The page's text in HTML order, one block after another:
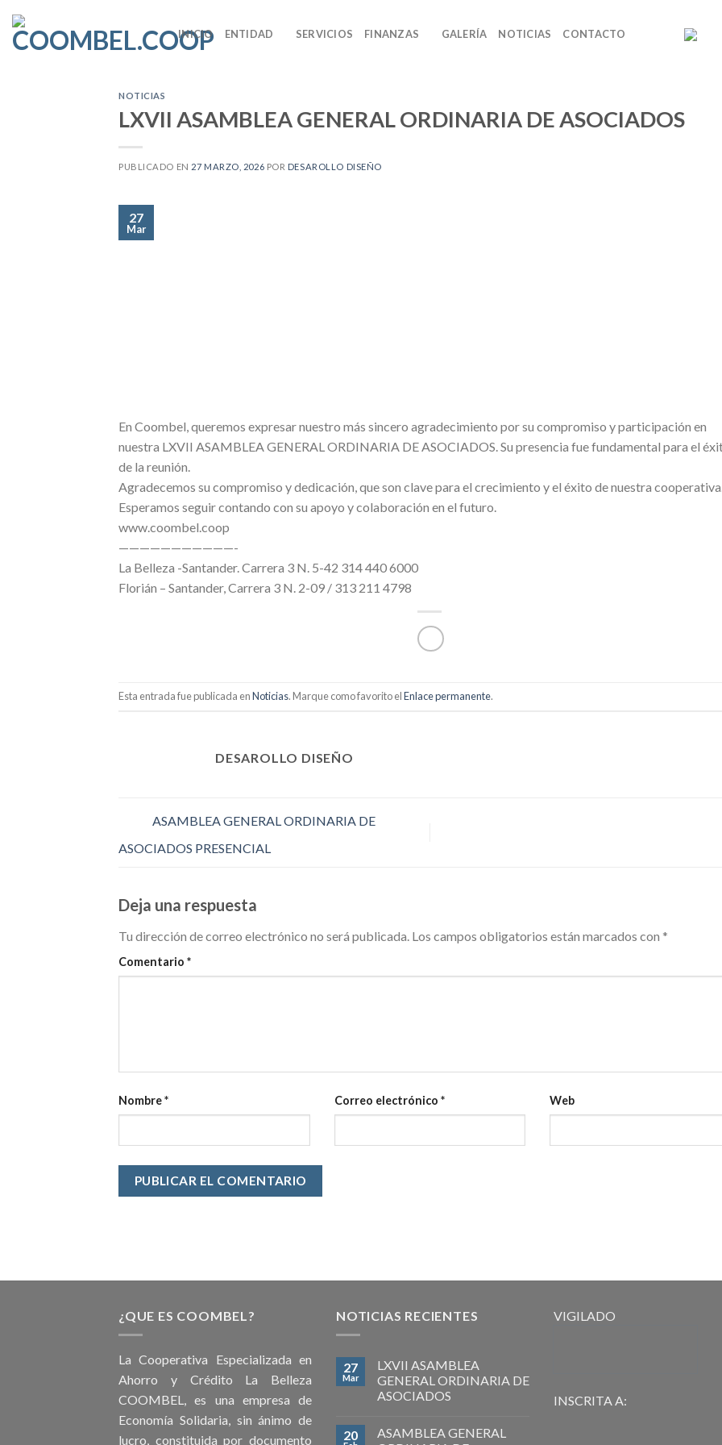
content
INICIO ENTIDAD SERVICIOS FINANZAS GALERÍA NOTICIAS CONTACTO
NOTICIAS
LXVII ASAMBLEA GENERAL ORDINARIA DE ASOCIADOS
PUBLICADO EN 27 MARZO, 2026 POR DESAROLLO DISEÑO
27
Mar
En Coombel, queremos expresar nuestro más sincero agradecimiento por su compromiso y participación en
nuestra LXVII ASAMBLEA GENERAL ORDINARIA DE ASOCIADOS. Su presencia fue fundamental para el
de la reunión.
Agradecemos su compromiso y dedicación, que son clave para el crecimiento y el éxito de nuestra
Esperamos seguir contando con su apoyo y colaboración en el futuro.
www.coombel.coop
———————————-
La Belleza -Santander. Carrera 3 N. 5-42 314 440 6000
Florián – Santander, Carrera 3 N. 2-09 / 313 211 4798
Esta entrada fue publicada enNoticias. Marque como favorito elEnlace permanente.
DESAROLLO DISEÑO
ASAMBLEA GENERAL ORDINARIA DE
ASOCIADOS PRESENCIAL
Deja una respuesta
Tu dirección de correo electrónico no será publicada. Los campos obligatorios están marcados con *
Comentario *
Nombre* Correo electrónico * Web
¿QUE ES COOMBEL?
La Cooperativa Especializada en
Ahorro y Crédito La Belleza
COOMBEL, es una empresa de
Economía Solidaria, sin ánimo de
lucro, constituida por documento
NOTICIAS RECIENTES
27
Mar
LXVII ASAMBLEA
GENERAL ORDINARIA DE
ASOCIADOS
20
ASAMBLEA GENERAL
VIGILADO
INSCRITA A: